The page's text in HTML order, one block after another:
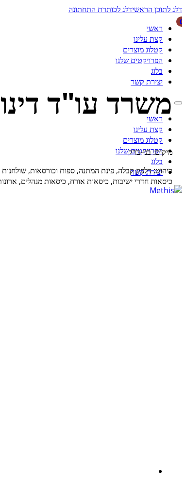
דלג לתוכן הראשידלג לכותרת התחתונה
0
ראשי
קצת עלינו
קטלוג מוצרים
הפרויקטים שלנו
בלוג
יצירת קשר
ראשי
קצת עלינו
קטלוג מוצרים
הפרויקטים שלנו
בלוג
יצירת קשר
משרד עו"ד
מיקום: בני-ברק
ריהוט: דלפק קבלה, פינת המתנה, ספות וכורסאות,
כיסאות חדרי ישיבות, כיסאות אורח, כיסאות מנהלים,